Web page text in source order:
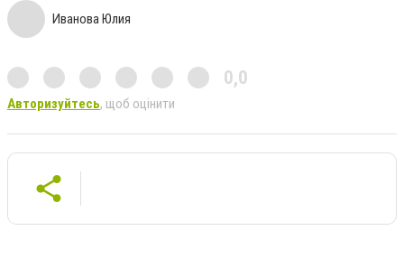
Иванова Юлия
0,0
Авторизуйтесь, щоб оцінити